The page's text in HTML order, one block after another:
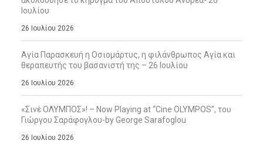
Ιουλίου
26 Ιουλίου 2026
Αγία Παρασκευή η Οσιομάρτυς, η φιλάνθρωπος Αγία και
θεραπευτής του βασανιστή της – 26 Ιουλίου
26 Ιουλίου 2026
«Σινέ ΟΛΥΜΠΟΣ»! – Now Playing at “Cine OLYMPOS”, του
Γιώργου Σαράφογλου-by George Sarafoglou
26 Ιουλίου 2026